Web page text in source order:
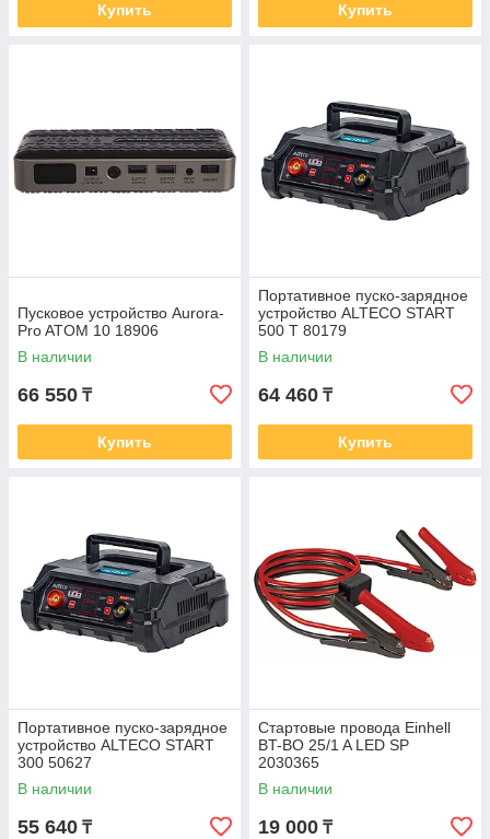
Купить Купить
Пусковое устройство Aurora-
Pro ATOM 10 18906
В наличии
66 550 ₸
Купить
Портативное пуско-зарядное
устройство ALTECO START
500 T 80179
В наличии
64 460 ₸
Купить
Портативное пуско-зарядное
устройство ALTECO START
300 50627
В наличии
55 640 ₸
Стартовые провода Einhell
BT-BO 25/1 A LED SP
2030365
В наличии
19 000 ₸